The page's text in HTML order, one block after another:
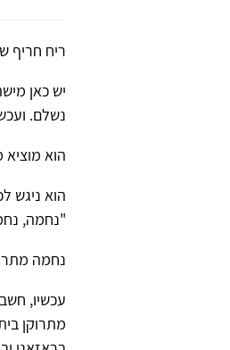
ריח חריף
יש כאן
נשלם.
הוא מוציא
הוא ניגש
"נחמה,
נחמה
עכשיו,
מתרוקן